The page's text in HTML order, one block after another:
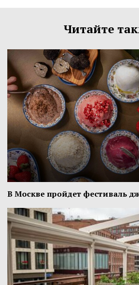
Читайте
В Москве пройдет фестиваль